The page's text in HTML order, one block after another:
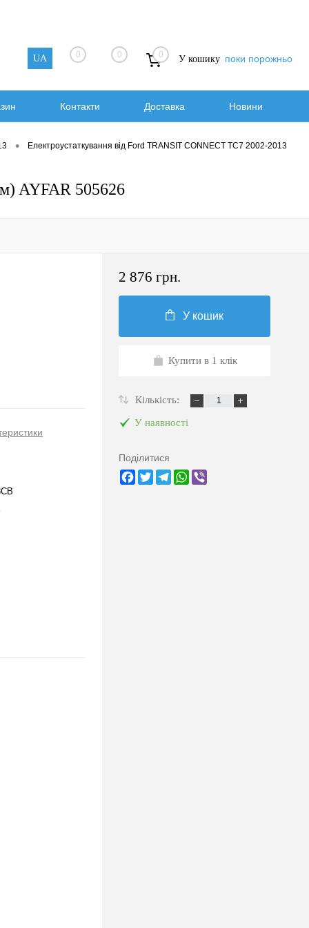
UA 0 0 0 У кошику поки порожньо
Контакти Доставка Новини
• Електроустаткування від Ford TRANSIT CONNECT TC7 2002-2013
AYFAR 505626
2 876 грн.
У кошик
Купити в 1 клік
Кількість:
У наявності
Поділитися
Facebook
TwitterTelegramWhatsApp